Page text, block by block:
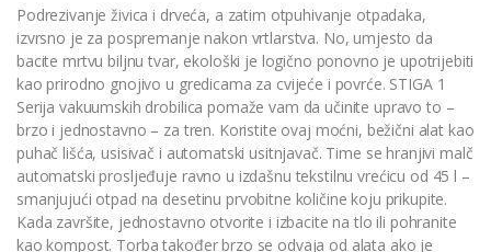
Podrezivanje živica i drveća, a zatim otpuhivanje otpadaka,
izvrsno je za pospremanje nakon vrtlarstva. No, umjesto da
bacite mrtvu biljnu tvar, ekološki je logično ponovno je upotrijebiti
kao prirodno gnojivo u gredicama za cvijeće i povrće. STIGA 1
Serija vakuumskih drobilica pomaže vam da učinite upravo to –
brzo i jednostavno – za tren. Koristite ovaj moćni, bežični alat kao
puhač lišća, usisivač i automatski usitnjavač. Time se hranjivi malč
automatski prosljeđuje ravno u izdašnu tekstilnu vrećicu od 45 l –
smanjujući otpad na desetinu prvobitne količine koju prikupite.
Kada završite, jednostavno otvorite i izbacite na tlo ili pohranite
kao kompost. Torba također brzo se odvaja od alata ako je